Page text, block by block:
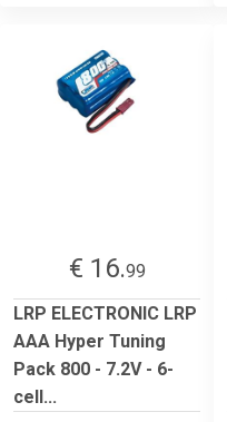
€ 16.99
LRP ELECTRONIC LRP
AAA Hyper Tuning
Pack 800 - 7.2V - 6-
cell...